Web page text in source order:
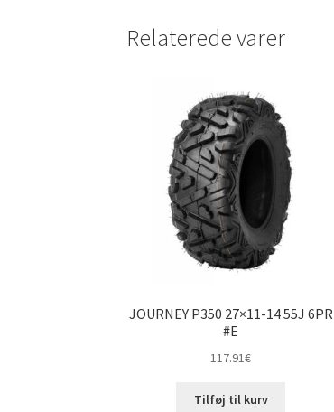
Relaterede varer
JOURNEY P350 27×11-14 55J 6PR
#E
117.91€
Tilføj til kurv